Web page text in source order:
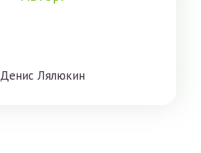
Дeниc Лялюкин